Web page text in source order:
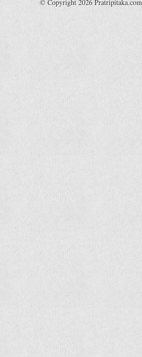
© Copyright 2026